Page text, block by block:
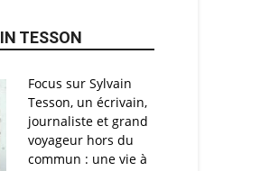
TESSON
Focus sur Sylvain
Tesson, un écrivain,
journaliste et grand
voyageur hors du
commun : une vie à